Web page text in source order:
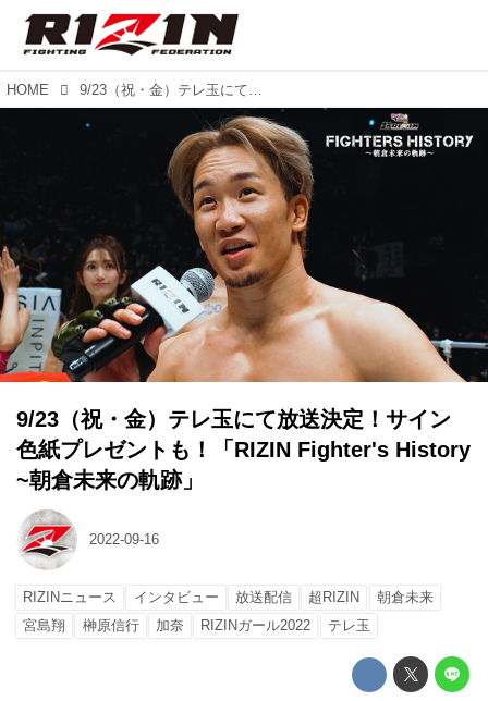
HOME 9/23（祝・金）テレ玉にて放送決定！サイン色紙プレゼントも！「RIZIN Fighter's History ~朝倉未来の軌跡」
9/23（祝・金）テレ玉にて放送決定！サイン
色紙プレゼントも！「RIZIN Fighter's History
~朝倉未来の軌跡」
2022-09-16
RIZINニュース インタビュー 放送配信 超RIZIN
朝倉未来
宮島翔
榊原信行 加奈 RIZINガール2022 テレ玉